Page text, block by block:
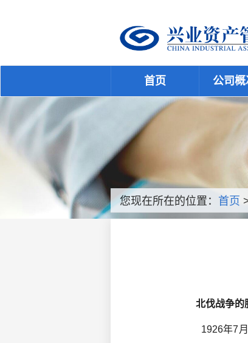
首页 公司概
您现在所在的位置： 首页
北伐战争的
1926年7